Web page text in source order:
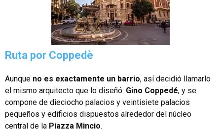
Ruta por Coppedè
Aunque no es exactamente un barrio, así decidió llamarlo
el mismo arquitecto que lo diseñó: Gino Coppedé, y se
compone de dieciocho palacios y veintisiete palacios
pequeños y edificios dispuestos alrededor del núcleo
central de la Piazza Mincio.